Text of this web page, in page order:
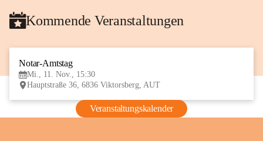
Kommende Veranstaltungen
Notar-Amtstag
Mi., 11. Nov., 15:30
Hauptstraße 36, 6836 Viktorsberg, AUT
Veranstaltungskalender